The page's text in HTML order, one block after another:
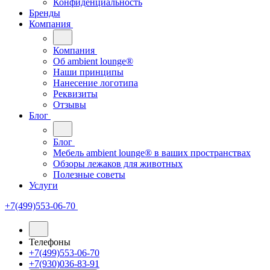
Конфиденциальность
Бренды
Компания
Компания
Oб ambient lounge®
Наши принципы
Нанесение логотипа
Реквизиты
Отзывы
Блог
Блог
Мебель ambient lounge® в ваших пространствах
Обзоры лежаков для животных
Полезные советы
Услуги
+7(499)553-06-70
Телефоны
+7(499)553-06-70
+7(930)036-83-91